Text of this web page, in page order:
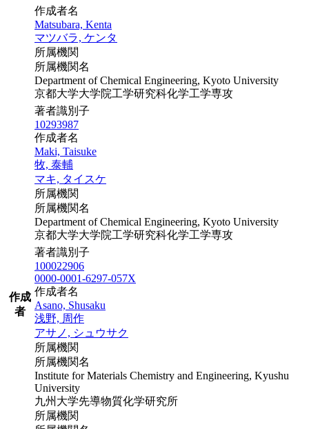
作成
者
作成者名
Matsubara, Kenta
マツバラ, ケンタ
所属機関
所属機関名
Department of Chemical Engineering, Kyoto University
京都大学大学院工学研究科化学工学専攻
著者識別子
10293987
作成者名
Maki, Taisuke
牧, 泰輔
マキ, タイスケ
所属機関
所属機関名
Department of Chemical Engineering, Kyoto University
京都大学大学院工学研究科化学工学専攻
著者識別子
100022906
0000-0001-6297-057X
作成者名
Asano, Shusaku
浅野, 周作
アサノ, シュウサク
所属機関
所属機関名
Institute for Materials Chemistry and Engineering, Kyushu
University
九州大学先導物質化学研究所
所属機関